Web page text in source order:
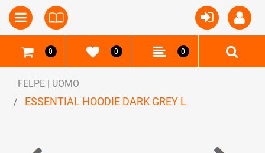
Open Open menu
0 0 0
FELPE | UOMO
ESSENTIAL HOODIE DARK GREY L